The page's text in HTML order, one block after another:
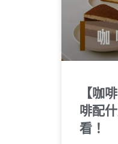
【咖
啡配
看！